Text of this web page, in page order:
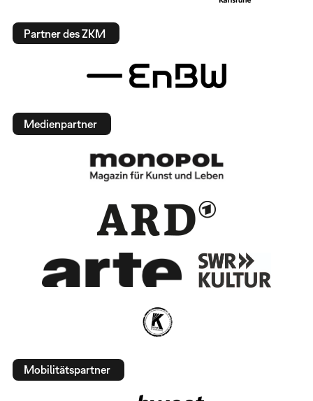
Partner des ZKM
Medienpartner
Mobilitätspartner